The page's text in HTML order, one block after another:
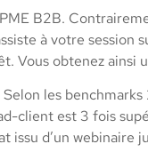
B2B.
à votre
Vous obtenez
les
client est 3 fois
issu d’un